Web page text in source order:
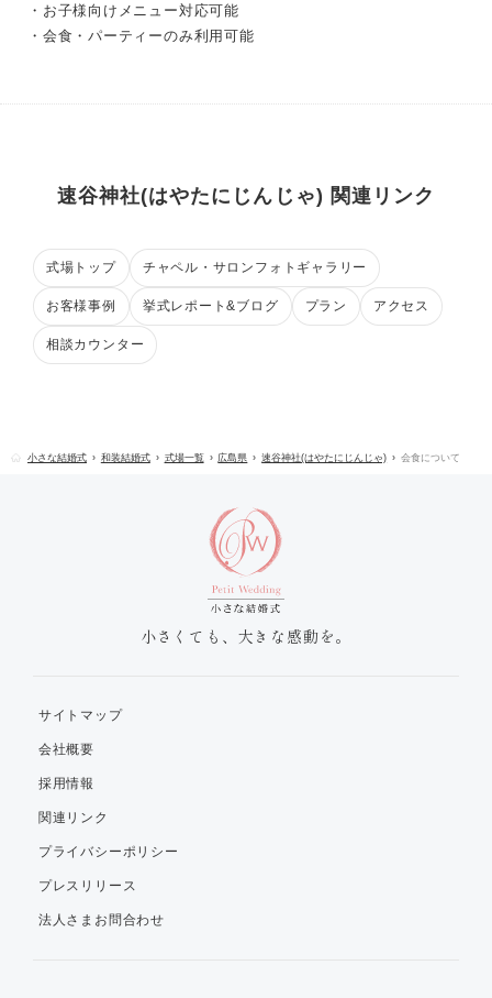
・お子様向けメニュー対応可能
・会食・パーティーのみ利用可能
速谷神社(はやたにじんじゃ) 関連リンク
式場トップ チャペル・サロンフォトギャラリー
お客様事例 挙式レポート&ブログ プラン アクセス
相談カウンター
小さな結婚式 和装結婚式 式場一覧 広島県 速谷神社(はやたにじんじゃ) 会食について
小さくても、大きな感動を。
サイトマップ
会社概要
採用情報
関連リンク
プライバシーポリシー
プレスリリース
法人さまお問合わせ